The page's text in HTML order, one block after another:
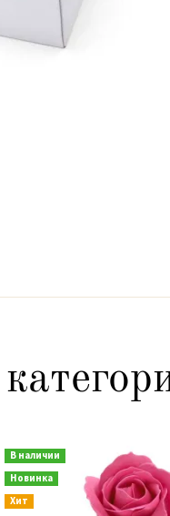
В наличии
Новинка
Хит